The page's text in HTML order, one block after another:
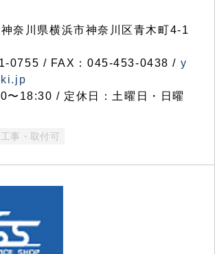
奈川県横浜市神奈川区青木町4-1
0755 / FAX：045-453-0438 / y
ki.jp
〜18:30 / 定休日：土曜日・日曜
工事・取付可